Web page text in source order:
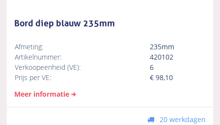
Bord diep blauw 235mm
Afmeting:
235mm
Artikelnummer:
420102
Verkoopeenheid (VE):
6
Prijs per VE:
€98,10
Meer informatie
20 werkdagen